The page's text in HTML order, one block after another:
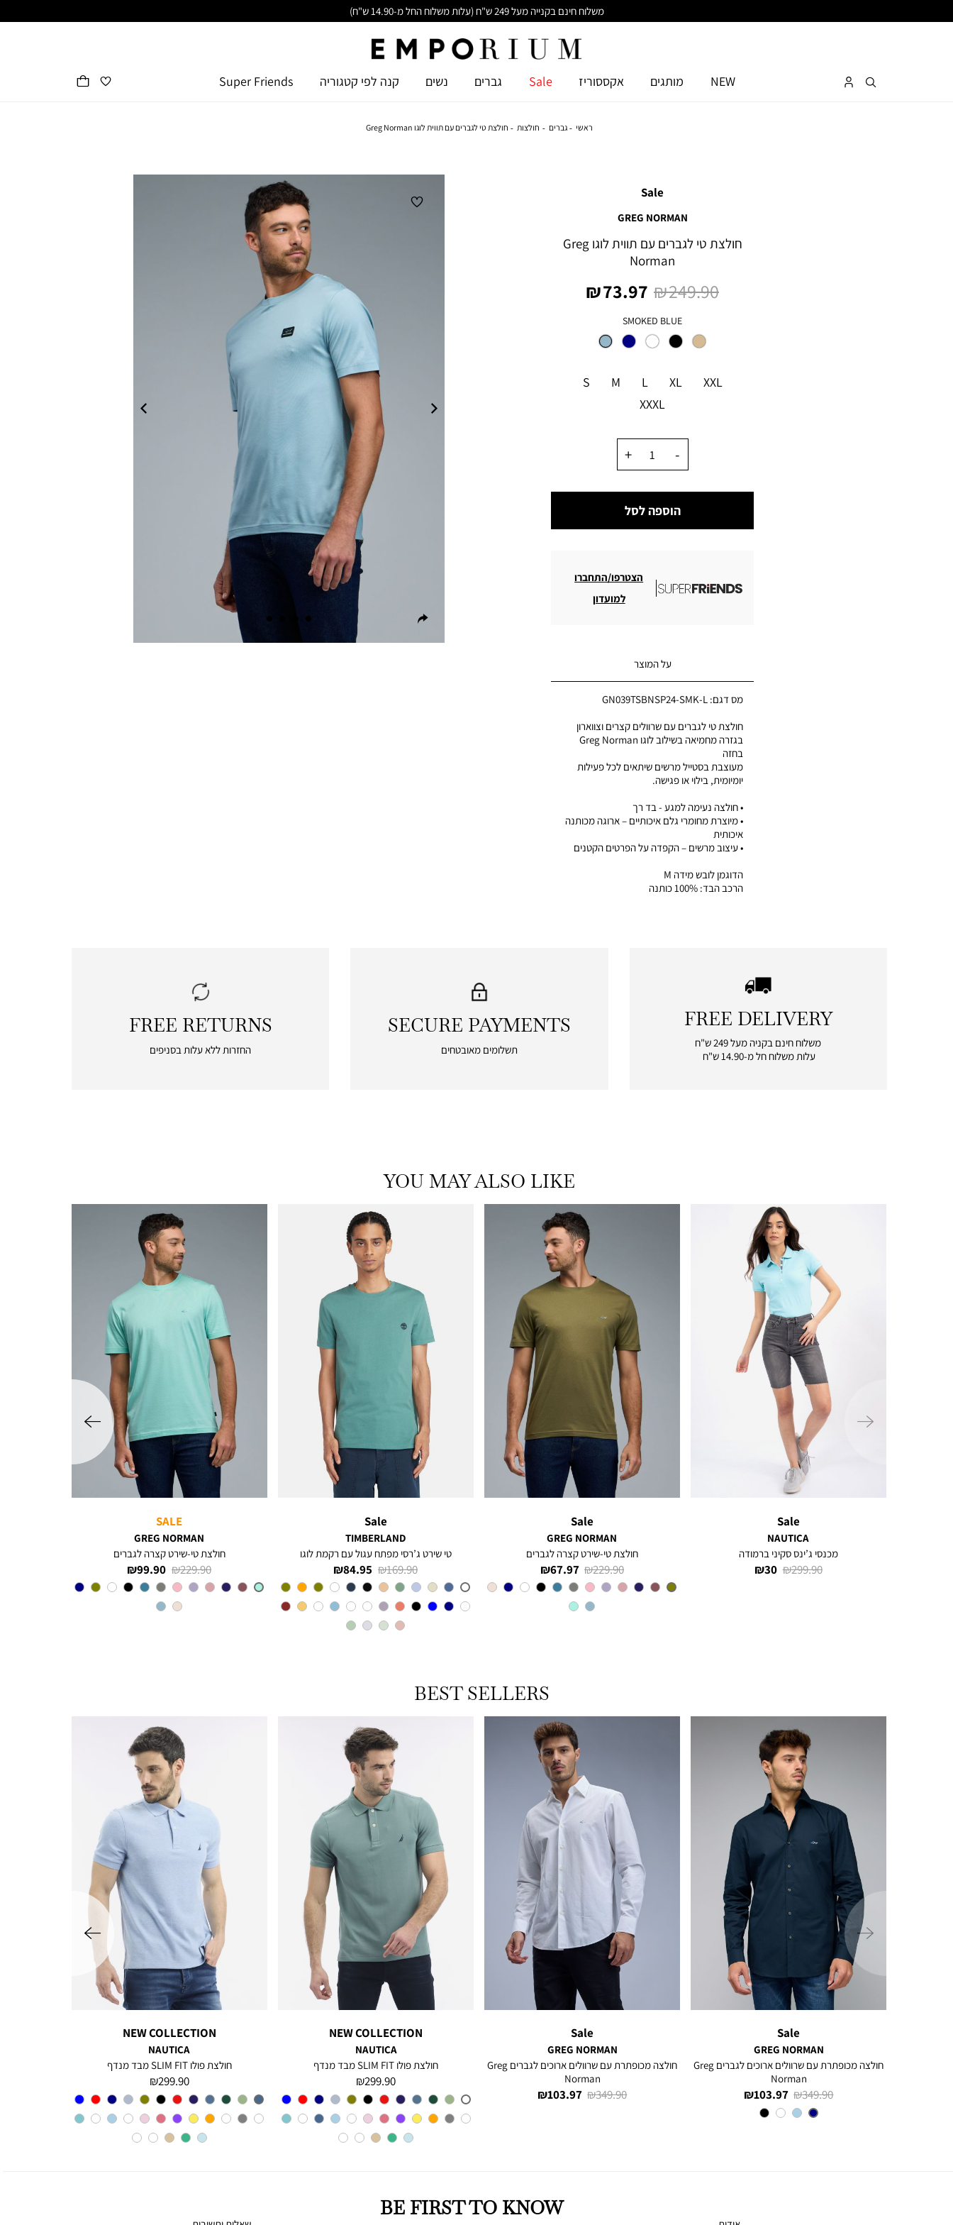
משלוח חינם בקנייה מעל 249 ש"ח (עלות משלוח החל מ-14.90 ש"ח)
NEW מותגים אקססוריז Sale גברים נשים קנה לפי קטגוריה Super Friends
ראשי גברים חולצות חולצת טי לגברים עם תווית לוגו Greg Norman
Sale
GREG NORMAN
חולצת טי לגברים עם תווית לוגו Greg
Norman
מחיר
מוצר
73.97 ₪
מחיר
249.90 ₪
צבע
SMOKED BLUE
S M L XL
XXL
XXXL
הוספה לסל
הצטרפו/התחברו
למועדון
על המוצר
מס דגם: GN039TSBNSP24-SMK-L
חולצת טי לגברים עם שרוולים קצרים וצווארון
בגזרה מחמיאה בשילוב לוגו Greg Norman
בחזה
מעוצבת בסטייל מרשים שיתאים לכל פעילות
יומיומית, בילוי או פגישה.
• חולצה נעימה למגע - בד רך
• מיוצרת מחומרי גלם איכותיים – ארוגה מכותנה
איכותית
• עיצוב מרשים – הקפדה על הפרטים הקטנים
הדוגמן לובש מידה M
הרכב הבד: 100% כותנה
|
free
delivery
FREE DELIVERY
משלוח חינם בקניה מעל 249 ש"ח
עלות משלוח חל מ-14.90 ש"ח
|
payments
SECURE PAYMENTS
תשלומים מאובטחים
|
returns
FREE RETURNS
החזרות ללא עלות בסניפים
YOU MAY ALSO LIKE
ימינה
Sale
NAUTICA
מכנסי ג’ינס סקיני ברמודה
מחיר
30 ₪
מחיר
299.90 ₪
Sale
GREG NORMAN
חולצת טי-שירט קצרה לגברים
מחיר
מוצר
67.97 ₪
מחיר
רגיל
229.90 ₪
צבע
OLIVE
Sale
TIMBERLAND
טי שירט ג’רסי מפתח עגול עם רקמת לוגו
מחיר
מוצר
84.95 ₪
מחיר
רגיל
169.90 ₪
צבע
CL6
SALE
GREG NORMAN
חולצת טי-שירט קצרה לגברים
מחיר
מוצר
99.90 ₪
מחיר
רגיל
229.90 ₪
צבע
MINT
שמאלה
BEST SELLERS
ימינה
Sale
GREG NORMAN
חולצה מכופתרת עם שרוולים ארוכים לגברים Greg
Norman
מחיר
מוצר
103.97 ₪
מחיר
רגיל
349.90 ₪
צבע
NAVY
Sale
GREG NORMAN
חולצה מכופתרת עם שרוולים ארוכים לגברים Greg
Norman
מחיר
103.97 ₪
מחיר
349.90 ₪
NEW COLLECTION
NAUTICA
חולצת פולו SLIM FIT מבד מנדף
מחיר
מוצר
299.90 ₪
צבע
A6M
NEW COLLECTION
NAUTICA
חולצת פולו SLIM FIT מבד מנדף
מחיר
מוצר
299.90 ₪
צבע
CHARTER
BLUE
שמאלה
BE FIRST TO KNOW